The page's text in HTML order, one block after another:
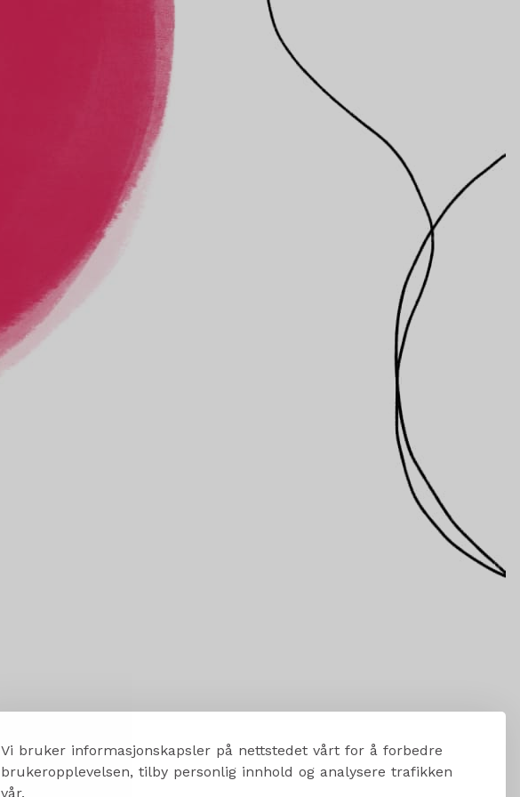
Vi bruker informasjonskapsler på nettstedet vårt for å forbedre
brukeropplevelsen, tilby personlig innhold og analysere trafikken
vår.